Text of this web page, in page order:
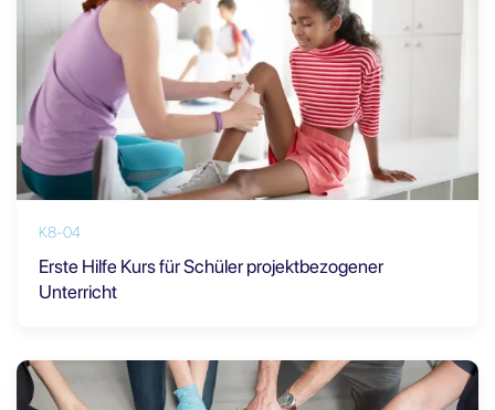
K8-04
Erste Hilfe Kurs für Schüler projektbezogener
Unterricht